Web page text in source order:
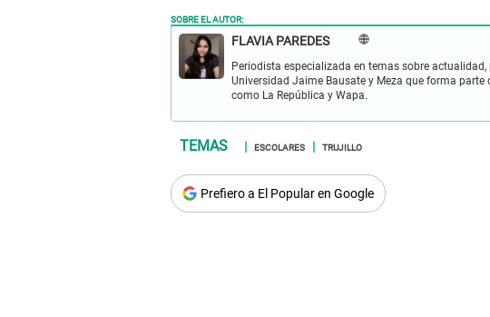
SOBRE EL AUTOR:
FLAVIA PAREDES
Periodista especializada en temas sobre
Universidad Jaime Bausate y Meza que forma parte
como La República y Wapa.
ESCOLARES TRUJILLO
Prefiero a El Popular en Google